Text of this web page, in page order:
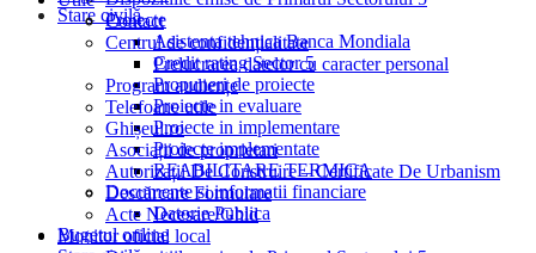
Stare civilă
Proiecte
Asistenta tehnica Banca Mondiala
Credit rating Sector 5
Propuneri de proiecte
Proiecte in evaluare
Proiecte in implementare
Proiecte implementate
REABILITARE TERMICA
Documente si informatii financiare
Datorie Publica
Bugetul online
Contact
Centrul de confidențialitate
Prelucrarea datelor cu caracter personal
Program audiențe
Telefoane utile
Ghișeul.ro
Asociații de proprietari
Autorizații De Construire – Certificate De Urbanism
Descărcare Formulare
Acte Necesare/Ghid
Monitor oficial local